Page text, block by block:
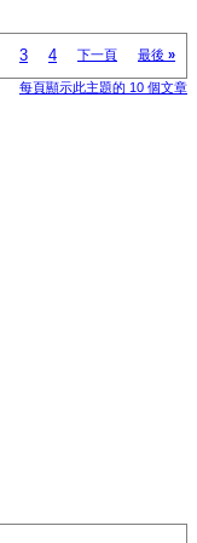
3 4 下一頁 最後 »
每頁顯示此主題的 10 個文章